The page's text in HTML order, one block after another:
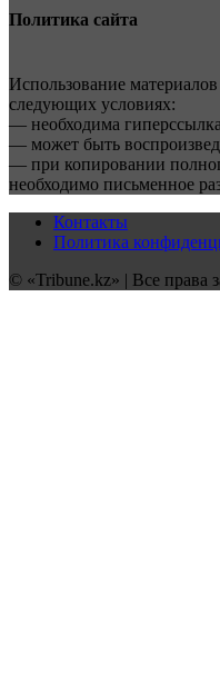
Политика сайта
Использование
следующих условиях:
— необходима
— может быть
— при копировании
необходимо письменное
Контакты
Политика
© «Tribune.kz» | Все права